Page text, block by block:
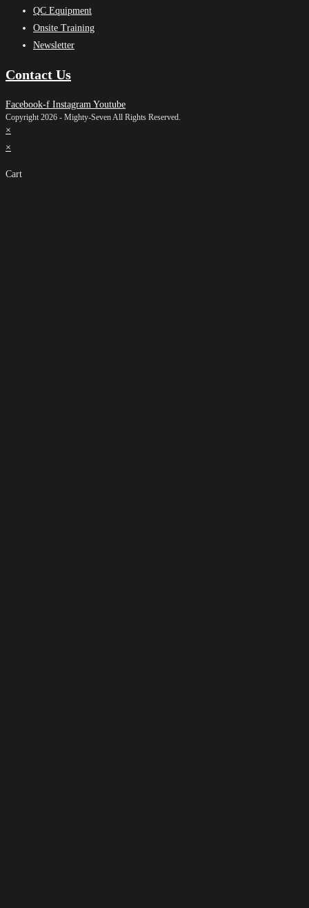
QC Equipment
Onsite Training
Newsletter
Contact Us
Facebook-f Instagram Youtube
Copyright 2026 - Mighty-Seven All Rights Reserved.
×
×
Cart